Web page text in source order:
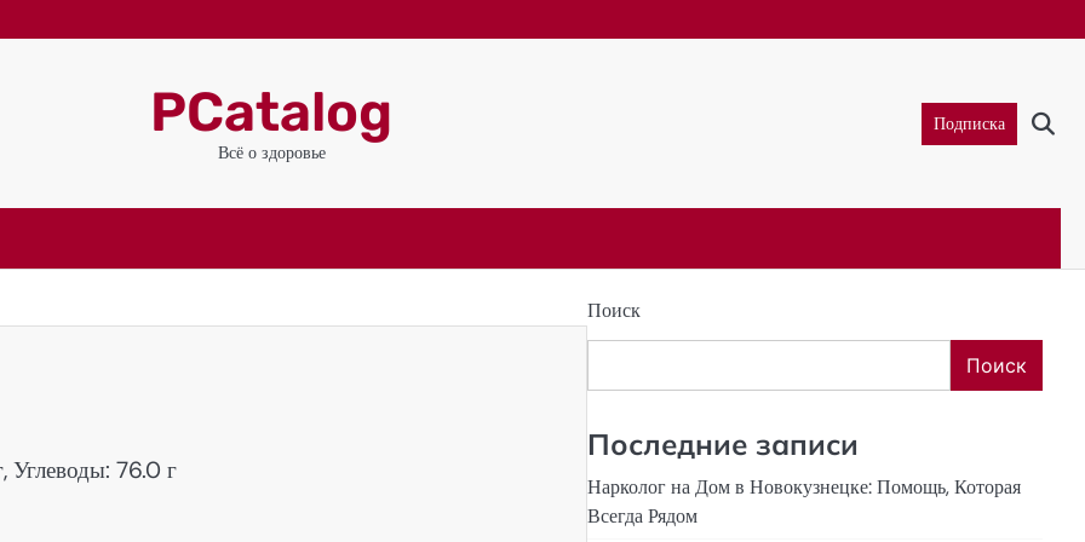
PCatalog
Всё о здоровье
Подписка
Углеводы: 76.0 г
Поиск
Поиск
Последние записи
Нарколог на Дом в Новокузнецке: Помощь, Которая
Всегда Рядом